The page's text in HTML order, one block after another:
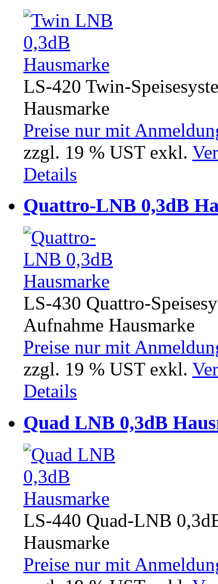
LS-420 Twin-
Hausmarke
Preise nur mit
zzgl. 19 % UST exkl.
Details
Quattro-LNB 0,3dB
LS-430 Quattro-
Aufnahme Hausmarke
Preise nur mit
zzgl. 19 % UST exkl.
Details
Quad LNB 0,3dB
LS-440 Quad-LNB
Hausmarke
Preise nur mit